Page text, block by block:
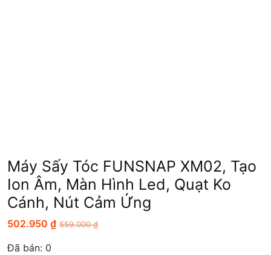
Máy Sấy Tóc FUNSNAP XM02, Tạo
Ion Âm, Màn Hình Led, Quạt Ko
Cánh, Nút Cảm Ứng
502.950 ₫ 559.000₫
Đã bán: 0